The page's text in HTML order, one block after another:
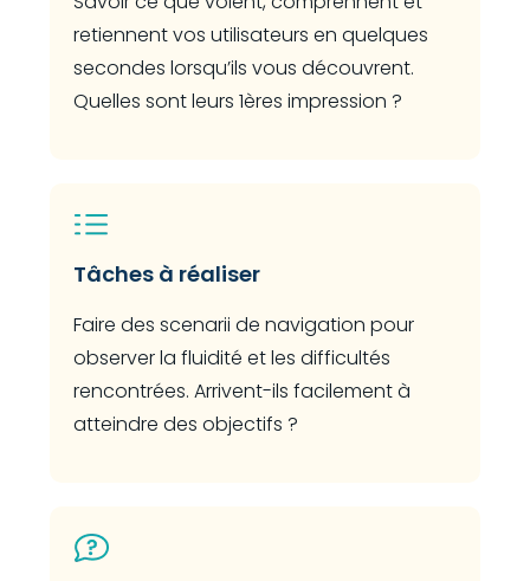
retiennent vos utilisateurs en quelques
secondes lorsqu’ils vous découvrent.
Quelles sont leurs 1ères impression ?
Tâches à réaliser
Faire des scenarii de navigation pour
observer la fluidité et les difficultés
rencontrées. Arrivent-ils facilement à
atteindre des objectifs ?